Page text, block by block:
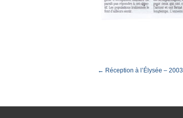
← Réception à l’Élysée – 2003